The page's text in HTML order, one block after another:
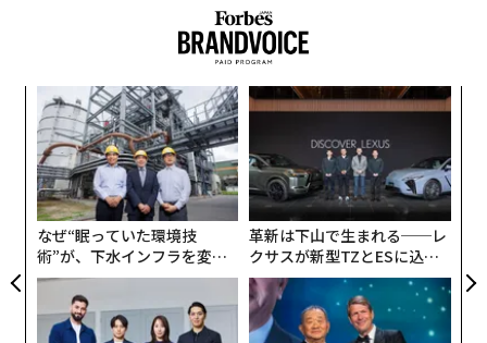
なぜ“眠っていた環境技
術”が、下水インフラを変え
たのか──産総研×月島JFE
アクアソリューションの10年
革新は下山で生まれる──レ
クサスが新型TZとESに込め
た「DISCOVER」の哲学